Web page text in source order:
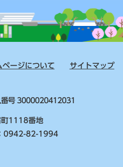
ページについて サイトマップ
番号 3000020412031
1118番地
0942-82-1994